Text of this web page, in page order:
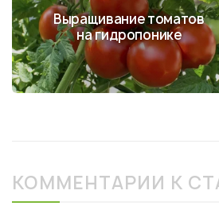
Выращивание томатов
на гидропонике
КОММЕНТАРИИ К